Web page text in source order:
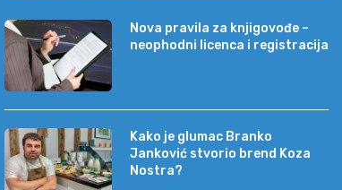
Nova pravila za knjigovođe –
neophodni licenca i registracija
Kako je glumac Branko
Janković stvorio brend Koza
Nostra?